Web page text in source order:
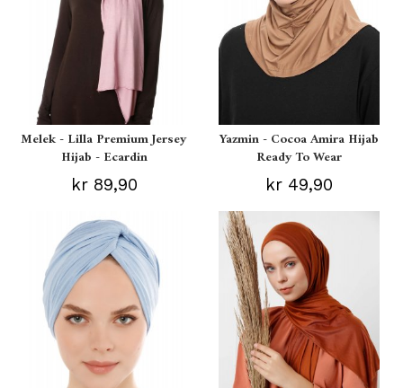
Melek - Lilla Premium Jersey
Hijab - Ecardin
kr 89,90
Yazmin - Cocoa Amira Hijab
Ready To Wear
kr 49,90